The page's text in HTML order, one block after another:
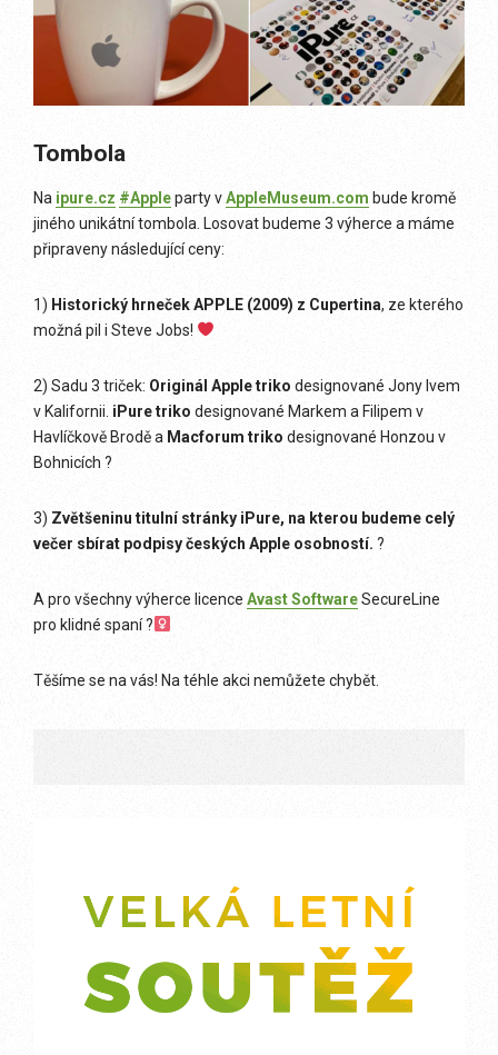
Tombola
Na ipure.cz #Appleparty vAppleMuseum.com bude kromě
jiného unikátní tombola. Losovat budeme 3 výherce a máme
připraveny následující ceny:
1) Historický hrneček APPLE (2009) z Cupertina, ze kterého
možná pil i Steve Jobs!
2) Sadu 3 triček: Originál Apple triko designované Jony Ivem
v Kalifornii. iPure triko designované Markem a Filipem v
Havlíčkově Brodě a Macforum triko designované Honzou v
Bohnicích ?
3) Zvětšeninu titulní stránky iPure, na kterou budeme celý
večer sbírat podpisy českých Apple osobností. ?
A pro všechny výherce licence Avast SoftwareSecureLine
pro klidné spaní?‍
Těšíme se na vás! Na téhle akci nemůžete chybět.